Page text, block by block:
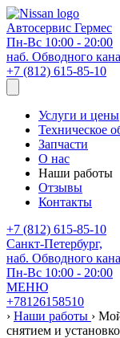
Автосервис Гермес
Пн-Вс 10:00 - 20:00
наб. Обводного
+7 (812) 615-85-10
Услуги и цены
Техническое
Запчасти
О нас
Наши работы
Отзывы
Контакты
+7 (812) 615-85-10
Санкт-Петербург,
наб. Обводного
Пн-Вс 10:00 - 20:00
МЕНЮ
+78126158510
› Наши работы ›
снятием и